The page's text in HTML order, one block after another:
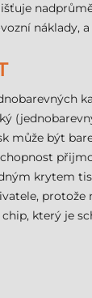
může být
krytem
který je